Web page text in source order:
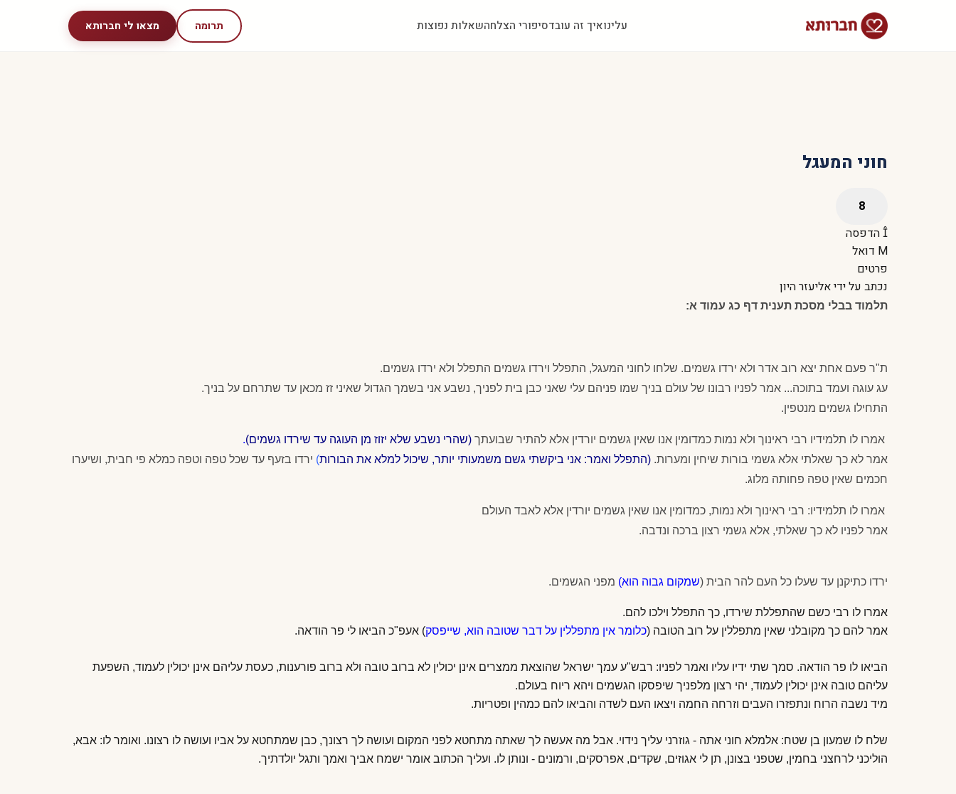
עלינואיך זה עובדסיפורי הצלחהשאלות נפוצות תרומה מצאו לי חברותא
חוני המעגל
הדפסה
דואל
פרטים
נכתב על ידיאליעזר היון
תלמוד בבלי מסכת תענית דף כג עמוד א:
ת"ר פעם אחת יצא רוב אדר ולא ירדו גשמים. שלחו לחוני המעגל, התפלל וירדו גשמים התפלל ולא ירדו גשמים.
עג עוגה ועמד בתוכה... אמר לפניו רבונו של עולם בניך שמו פניהם עלי שאני כבן בית לפניך, נשבע אני בשמך הגדול שאיני זז מכאן עד שתרחם על בניך.
התחילו גשמים מנטפין.
אמרו לו תלמידיו רבי ראינוך ולא נמות כמדומין אנו שאין גשמים יורדין אלא להתיר שבועתך (שהרי נשבע שלא יזוז מן העוגה עד שירדו גשמים).
אמר לא כך שאלתי אלא גשמי בורות שיחין ומערות. (התפלל ואמר: אני ביקשתי גשם משמעותי יותר, שיכול למלא את הבורות) ירדו בזעף עד שכל טפה וטפה כמלא פי חבית, ושיערו
חכמים שאין טפה פחותה מלוג.
אמרו לו תלמידיו: רבי ראינוך ולא נמות, כמדומין אנו שאין גשמים יורדין אלא לאבד העולם
אמר לפניו לא כך שאלתי, אלא גשמי רצון ברכה ונדבה.
ירדו כתיקנן עד שעלו כל העם להר הבית (שמקום גבוה הוא) מפני הגשמים.
אמרו לו רבי כשם שהתפללת שירדו, כך התפלל וילכו להם.
אמר להם כך מקובלני שאין מתפללין על רוב הטובה (כלומר אין מתפללין על דבר שטובה הוא, שייפסק) אעפ"כ הביאו לי פר הודאה.
הביאו לו פר הודאה. סמך שתי ידיו עליו ואמר לפניו: רבש"ע עמך ישראל שהוצאת ממצרים אינן יכולין לא ברוב טובה ולא ברוב פורענות, כעסת עליהם אינן יכולין לעמוד, השפעת
עליהם טובה אינן יכולין לעמוד, יהי רצון מלפניך שיפסקו הגשמים ויהא ריוח בעולם.
מיד נשבה הרוח ונתפזרו העבים וזרחה החמה ויצאו העם לשדה והביאו להם כמהין ופטריות.
שלח לו שמעון בן שטח: אלמלא חוני אתה - גוזרני עליך נידוי. אבל מה אעשה לך שאתה מתחטא לפני המקום ועושה לך רצונך, כבן שמתחטא על אביו ועושה לו רצונו. ואומר לו: אבא,
הוליכני לרחצני בחמין, שטפני בצונן, תן לי אגוזים, שקדים, אפרסקים, ורמונים - ונותן לו. ועליך הכתוב אומר ישמח אביך ואמך ותגל יולדתיך.